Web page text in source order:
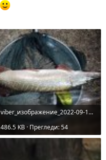
viber_изображение_2022-09-14_20-30-44-332.jpg
486.5 KB · Прегледи: 54